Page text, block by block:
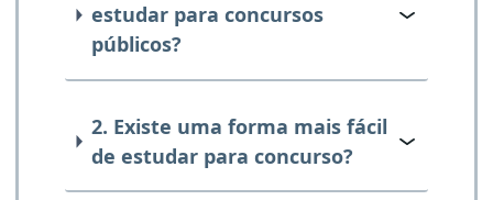
estudar para concursos
públicos?
2. Existe uma forma mais fácil
de estudar para concurso?